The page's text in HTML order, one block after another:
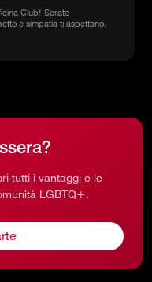
Club! Serate
e simpatia ti aspettano.
tutti i vantaggi e le
LGBTQ+.